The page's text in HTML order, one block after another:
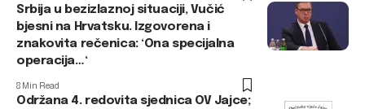
Srbija u bezizlaznoj situaciji, Vučić
bjesni na Hrvatsku. Izgovorena i
znakovita rečenica: ‘Ona specijalna
operacija…‘
8 Min Read
Održana 4. redovita sjednica OV Jajce;